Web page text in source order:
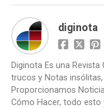
diginota
Diginota Es una
trucos y Notas
Proporcionamos
Cómo Hacer, todo esto